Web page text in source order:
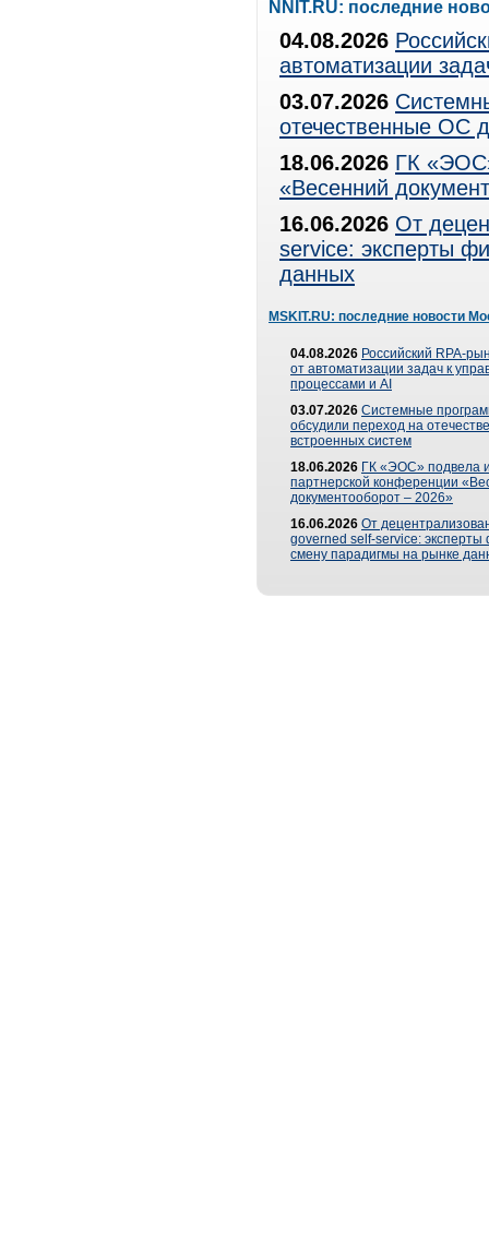
NNIT.RU: последние
04.08.2026
автоматизации
03.07.2026
отечественные ОС
18.06.2026 ГК
«Весенний
16.06.2026 От
service: эксперты
данных
MSKIT.RU: последние новости
04.08.2026 Российский RPA-
от автоматизации задач к
процессами и AI
03.07.2026 Системные
обсудили переход на
встроенных систем
18.06.2026 ГК «ЭОС» подвела
партнерской конференции
документооборот – 2026»
16.06.2026 От
governed self-service: эксперты
смену парадигмы на рынке